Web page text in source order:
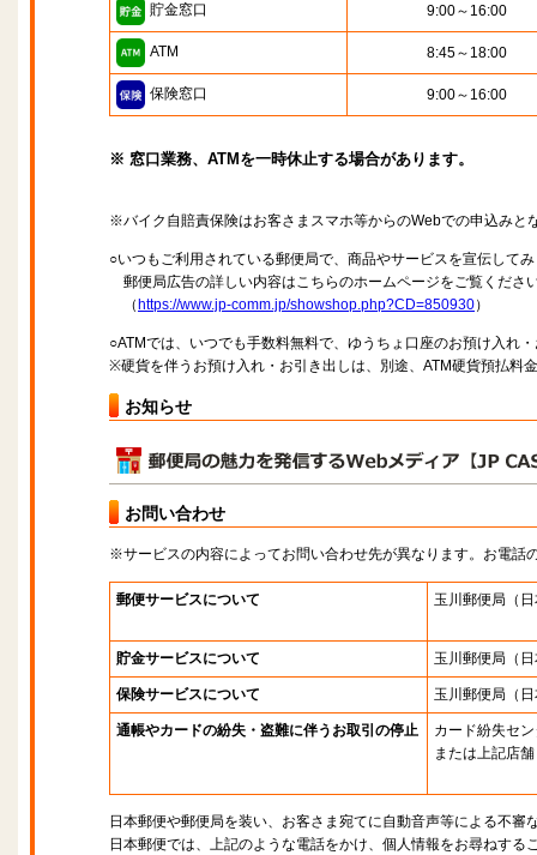
貯金窓口 9:00～16:00
ATM 8:45～18:00
保険窓口 9:00～16:00
※ 窓口業務、ATMを一時休止する場合があります。
※バイク自賠責保険はお客さまスマホ等からのWebでの申込みと
○いつもご利用されている郵便局で、商品やサービスを宣伝して
郵便局広告の詳しい内容はこちらのホームページをご覧くださ
（ https://www.jp-comm.jp/showshop.php?CD=850930）
○ATMでは、いつでも手数料無料で、ゆうちょ口座のお預け入れ
※硬貨を伴うお預け入れ・お引き出しは、別途、ATM硬貨預払料
お知らせ
お問い合わせ
※サービスの内容によってお問い合わせ先が異なります。お電話
郵便サービスについて 玉川郵便局 （
貯金サービスについて 玉川郵便局 （
保険サービスについて 玉川郵便局 （
通帳やカードの紛失・盗難に伴うお取引の停止
カード紛失セ
または上記店舗
日本郵便や郵便局を装い、お客さま宛てに自動音声等による不審
日本郵便では、上記のような電話をかけ、個人情報をお尋ねする